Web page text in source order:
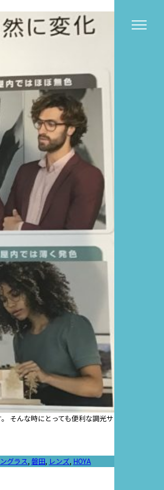
そんな時にとっても便利な調光サ
グラス, 磐田, レンズ, HOYA